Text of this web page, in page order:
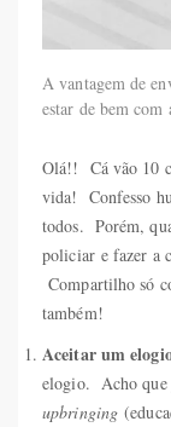
A vantagem de
estar de bem
Olá!! Cá vão 10
vida! Confesso
todos. Porém,
policiar e fazer a
Compartilho só
também!
Aceitar um
elogio. Acho que
upbringing